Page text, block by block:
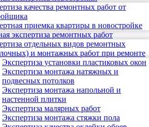
качества ремонтных работ от
приемка квартиры в новостройке
экспертиза ремонтных работ
отдельных видов ремонтных
и монтажных работ при ремонте
Экспертиза установки пластиковых окон
Экспертиза монтажа натяжных и
подвесных потолков
Экспертиза монтажа напольной и
настенной плитки
Экспертиза малярных работ
Экспертиза монтажа стяжки пола